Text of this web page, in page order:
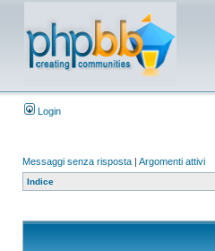
Login
Messaggi senza risposta | Argomenti attivi
Indice